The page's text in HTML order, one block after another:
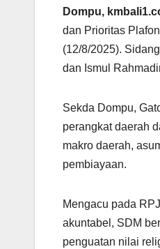
Dompu,
dan Prioritas
(12/8/2025).
dan Ismul
Sekda Dompu,
perangkat daerah
makro daerah,
pembiayaan.
Mengacu pada
akuntabel, SDM
penguatan nilai